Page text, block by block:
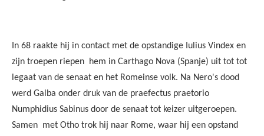
In 68 raakte hij in contact met de opstandige Iulius Vindex en
zijn troepen riepen hem in Carthago Nova (Spanje) uit tot tot
legaat van de senaat en het Romeinse volk. Na Nero's dood
werd Galba onder druk van de praefectus praetorio
Numphidius Sabinus door de senaat tot keizer uitgeroepen.
Samen met Otho trok hij naar Rome, waar hij een opstand